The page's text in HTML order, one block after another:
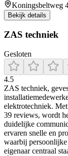
Koningsbeltweg
Bekijk details
ZAS techniek
Gesloten
4.5
ZAS techniek,
elektrotechniek.
39 reviews, wordt
duidelijke
ervaren snelle en
waarbij
eigenaar centraal